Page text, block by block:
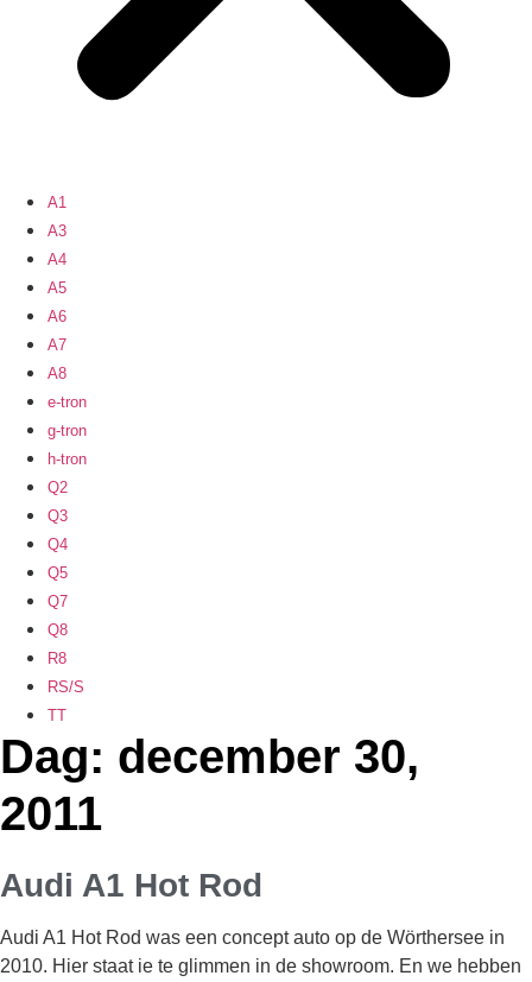
A1
A3
A4
A5
A6
A7
A8
e-tron
g-tron
h-tron
Q2
Q3
Q4
Q5
Q7
Q8
R8
RS/S
TT
Dag: december 30,
2011
Audi A1 Hot Rod
Audi A1 Hot Rod was een concept auto op de Wörthersee in
2010. Hier staat ie te glimmen in de showroom. En we hebben